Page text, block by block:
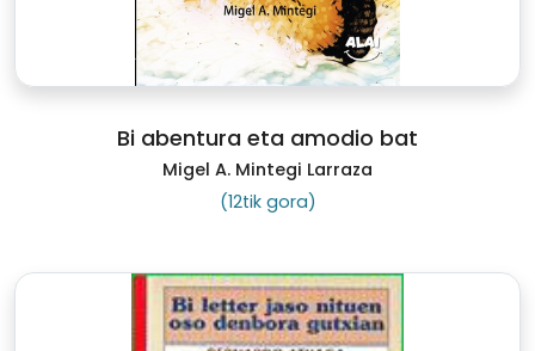
Bi abentura eta amodio bat
Migel A. Mintegi Larraza
(12tik gora)